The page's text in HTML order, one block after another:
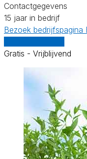
Contactgegevens
15 jaar in bedrijf
Bezoek bedrijfspagina
Gratis - Vrijblijvend